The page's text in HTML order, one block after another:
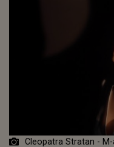
Cleopatra Stratan -